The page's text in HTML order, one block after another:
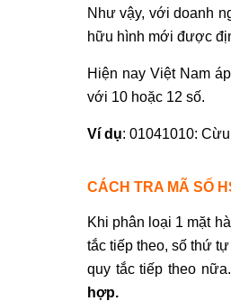
Như vậy, với doanh
hữu hình mới được
Hiện nay Việt Nam
với 10 hoặc 12 số.
Ví dụ: 01041010:
CÁCH TRA MÃ SỐ
Khi phân loại 1 mặt
tắc tiếp theo, số thứ
quy tắc tiếp theo nữa.
hợp.